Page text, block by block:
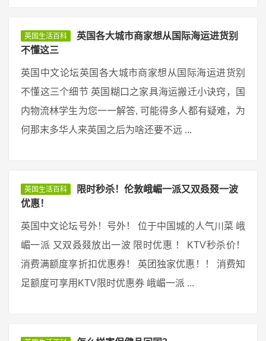
英国生活百科
英国各大城市商家想从国际海运进货别
不懂这三
英国中文论坛英国各大城市商家想从国际海运进货别
不懂这三个细节 英国糊口之家具海运搬迁小诀窍，国
内物流林学生为您一一解答, 可能得多人都有疑难，为
何那末多华人来英国之后为啥还要不远 ...
英国生活百科
限时秒杀！伦敦峨嵋一派又双叒叕一波
优惠！
英国中文论坛号外！号外！ 位于中国城的人气川菜 峨
嵋一派 又双叒叕放出一波 限时优惠 ！ KTV秒杀价！
消费满额度享折扣优惠券！ 英团独家优惠！！ 消费知
足额度可享用KTV限时优惠券 峨嵋一派 ...